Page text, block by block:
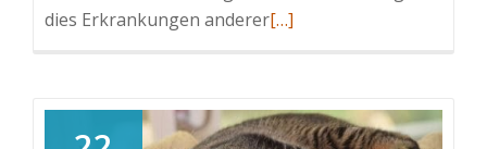
dies Erkrankungen andererRead
Erbrechen
[…]